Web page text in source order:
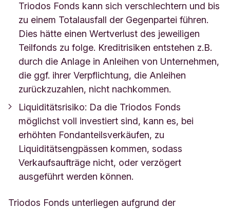
Triodos Fonds kann sich verschlechtern und bis
zu einem Totalausfall der Gegenpartei führen.
Dies hätte einen Wertverlust des jeweiligen
Teilfonds zu folge. Kreditrisiken entstehen z.B.
durch die Anlage in Anleihen von Unternehmen,
die ggf. ihrer Verpflichtung, die Anleihen
zurückzuzahlen, nicht nachkommen.
Liquiditätsrisiko: Da die Triodos Fonds
möglichst voll investiert sind, kann es, bei
erhöhten Fondanteilsverkäufen, zu
Liquiditätsengpässen kommen, sodass
Verkaufsaufträge nicht, oder verzögert
ausgeführt werden können.
Triodos Fonds unterliegen aufgrund der